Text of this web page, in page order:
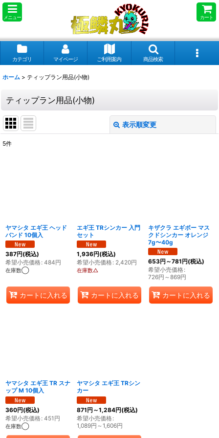
メニュー カート
カテゴリ マイページ ご利用案内 商品検索
ホーム > ティップラン用品(小物)
ティップラン用品(小物)
表示順変更
5件
ヤマシタ エギ王 ヘッド
バンド 10個入
387円(税込)
希望小売価格: 484円
在庫数◯
カートに入れる
エギ王 TRシンカー 入門
セット
1,936円(税込)
希望小売価格: 2,420円
在庫数△
カートに入れる
キザクラ エギボー マス
クドシンカー オレンジ
7g〜40g
653円 ～781円(税込)
希望小売価格:
726円 ～869円
カートに入れる
ヤマシタ エギ王 TR スナ
ップ M 10個入
360円(税込)
希望小売価格: 451 円
在庫数◯
ヤマシタ エギ王 TRシン
カー
871円 ～1,284円(税込)
希望小売価格:
1,089円 ～1,606円